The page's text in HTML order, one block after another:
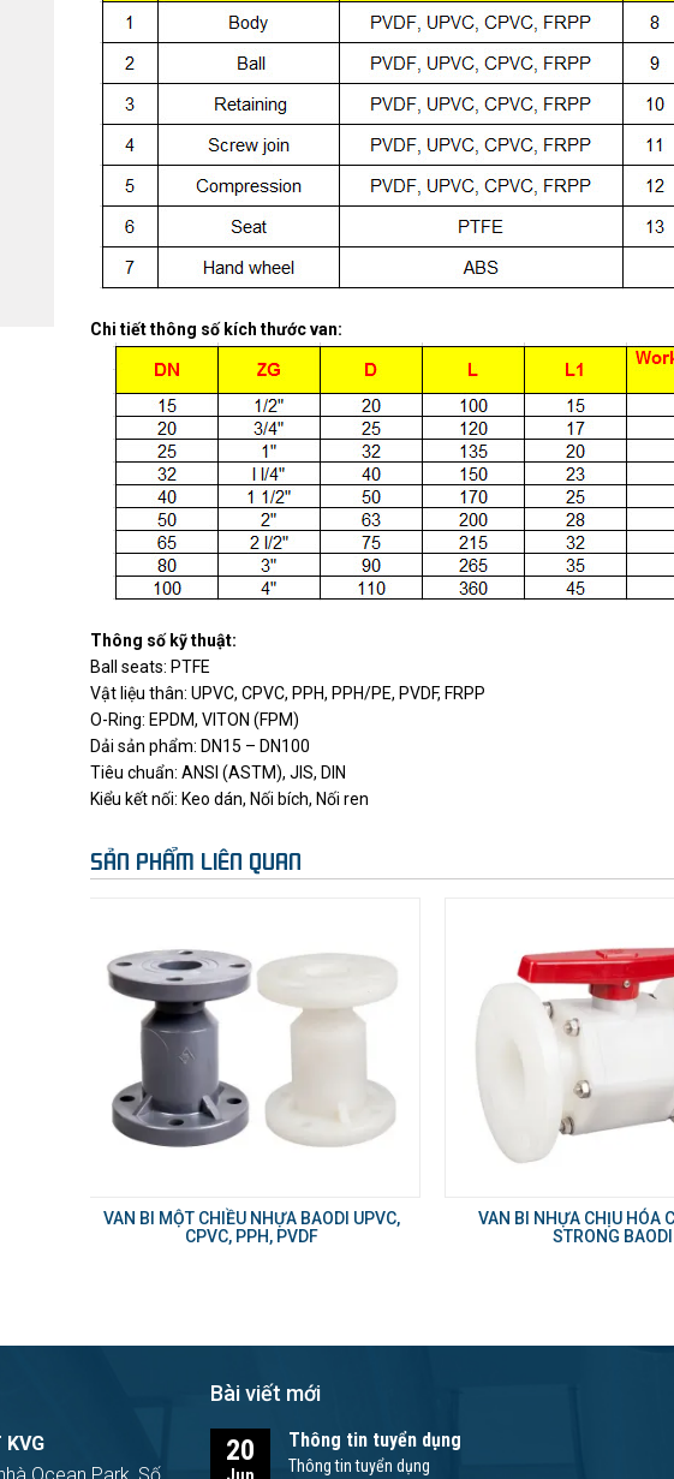
Chi tiết thông số kích thước van:
Thông số kỹ thuật:
Ball seats: PTFE
Vật liệu thân: UPVC, CPVC, PPH, PPH/PE, PVDF, FRPP
O-Ring: EPDM, VITON (FPM)
Dải sản phẩm: DN15 – DN100
Tiêu chuẩn: ANSI (ASTM), JIS, DIN
Kiểu kết nối: Keo dán, Nối bích, Nối ren
SẢN PHẨM LIÊN QUAN
VAN BI MỘT CHIỀU NHỰA BAODI UPVC,
CPVC, PPH, PVDF
VAN BI NHỰA CHỊU HÓA
STRONG BAODI
KVG
Bài viết mới
20 Thông tin tuyển dụng
Thông tin tuyển dụng